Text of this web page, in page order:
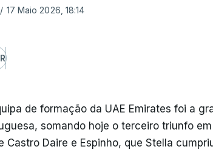
/ 17 Maio 2026, 18:14
de formação da UAE Emirates foi a
somando hoje o terceiro triunfo
Castro Daire e Espinho, que Stella